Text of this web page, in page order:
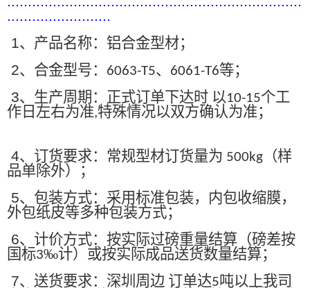
.........................
1、产品名称：铝合金型材；
2、合金型号： 6063-T5、 6061-T6等；
3、生产周期：正式订单下达时 以10-15个工
作日左右为准,特殊情况以双方确认为准；
4、订货要求：常规型材订货量为 500kg （样
品单除外）；
5、包装方式：采用标准包装，内包收缩膜，
外包纸皮等多种包装方式；
6、计价方式：按实际过磅重量结算（磅差按
国标3‰计）或按实际成品送货数量结算；
7、送货要求：深圳周边 订单达5吨以上我司